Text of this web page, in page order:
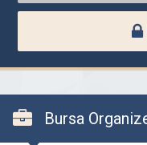
Bursa